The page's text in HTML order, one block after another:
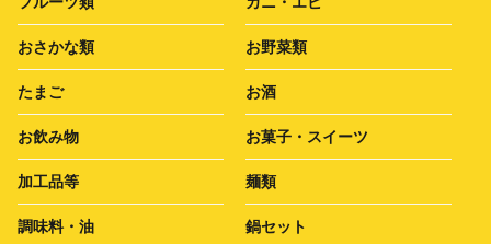
おさかな類 お野菜類
たまご お酒
お飲み物 お菓子・スイーツ
加工品等 麺類
調味料・油 鍋セット